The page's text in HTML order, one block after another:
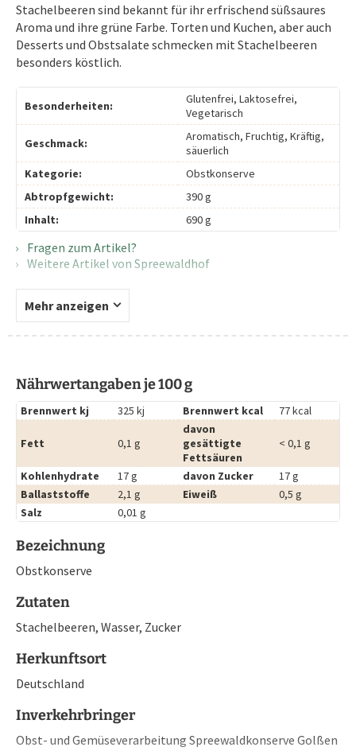
Stachelbeeren sind bekannt für ihr erfrischend süßsaures
Aroma und ihre grüne Farbe. Torten und Kuchen, aber auch
Desserts und Obstsalate schmecken mit Stachelbeeren
besonders köstlich.
Besonderheiten:
Glutenfrei, Laktosefrei,
Vegetarisch
Geschmack:
Aromatisch, Fruchtig, Kräftig,
säuerlich
Kategorie:
Obstkonserve
Abtropfgewicht:
390 g
Inhalt:
690 g
Fragen zum Artikel?
Weitere Artikel von Spreewaldhof
Mehr anzeigen
Nährwertangaben je 100 g
Brennwert kj 325 kj Brennwert kcal 77 kcal
Fett 0,1 g
davon
gesättigte
Fettsäuren
< 0,1 g
Kohlenhydrate 17 g davon Zucker
17 g
Ballaststoffe
2,1 g Eiweiß
0,5 g
Salz
0,01 g
Bezeichnung
Obstkonserve
Zutaten
Stachelbeeren, Wasser, Zucker
Herkunftsort
Deutschland
Inverkehrbringer
Obst- und Gemüseverarbeitung Spreewaldkonserve Golßen